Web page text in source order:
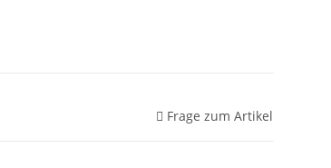
Frage zum Artikel